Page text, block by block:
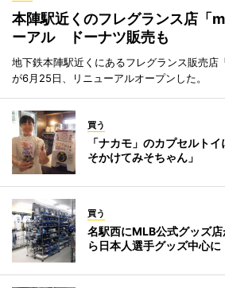
本陣駅近くのフレグランス店「
ーアル ドーナツ販売も
地下鉄本陣駅近くにあるフレグランス販売店
が6月25日、リニューアルオープンした。
買う
「ナカモ」のカプセルト
そかけてみそちゃん」
買う
名駅西にMLB公式グッズ
ら日本人選手グッズ中心に